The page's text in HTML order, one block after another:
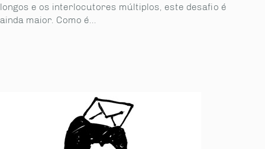
longos e os interlocutores múltiplos, este desafio é
ainda maior. Como é...